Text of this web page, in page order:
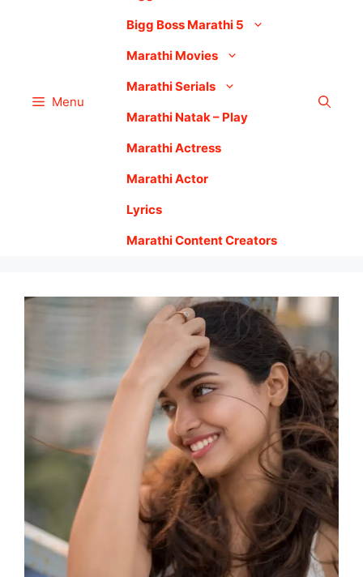
Menu
Bigg Boss Marathi 5
Marathi Movies
Marathi Serials
Marathi Natak – Play
Marathi Actress
Marathi Actor
Lyrics
Marathi Content Creators